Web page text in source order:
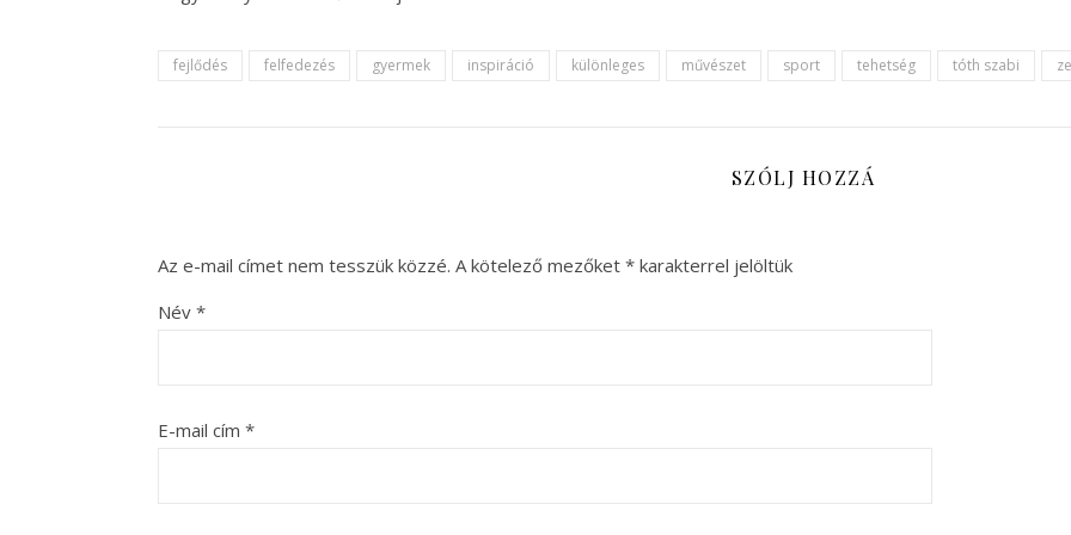
fejlődés felfedezés gyermek inspiráció különleges művészet sport tehetség tóth szabi
SZÓLJ HOZZÁ
Az e-mail címet nem tesszük közzé. A kötelező mezőket * karakterrel jelöltük
Név *
E-mail cím *